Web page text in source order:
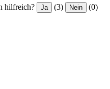
hilfreich? Ja (3) Nein (0)